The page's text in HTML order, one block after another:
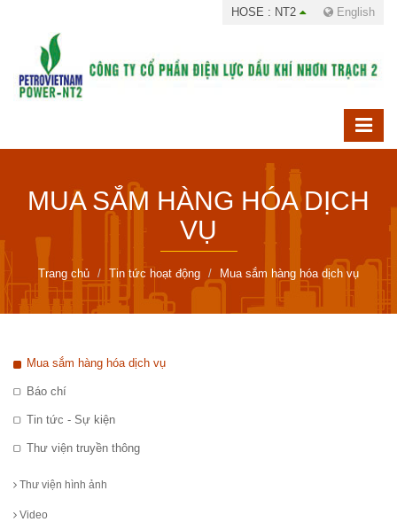
HOSE : NT2 English
MUA SẮM HÀNG HÓA DỊCH
VỤ
Trang chủ Tin tức hoạt động Mua sắm hàng hóa dịch vụ
Mua sắm hàng hóa dịch vụ
Báo chí
Tin tức - Sự kiện
Thư viện truyền thông
Thư viện hình ảnh
Video